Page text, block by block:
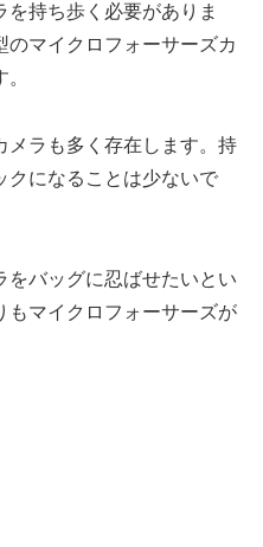
持ち歩く必要がありま
マイクロフォーサーズカ
メラも多く存在します。持
クになることは少ないで
をバッグに忍ばせたいとい
もマイクロフォーサーズが